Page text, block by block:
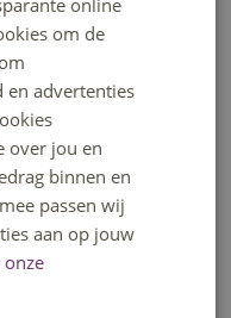
driehoek student,
daar zijn we trots
en afstudeerprojecten
sterkte
project Modeling &
zelfs resultaten
online
om de
en advertenties
over jou en
binnen en
passen wij
aan op jouw
onze